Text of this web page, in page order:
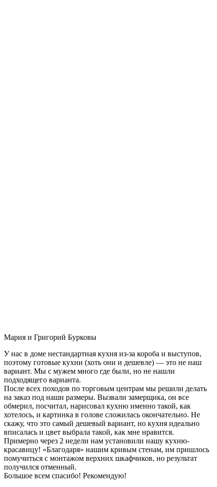
Мария и Григорий Бурковы
У нас в доме нестандартная кухня из-за короба и выступов,
поэтому готовые кухни (хоть они и дешевле) — это не наш
вариант. Мы с мужем много где были, но не нашли
подходящего варианта.
После всех походов по торговым центрам мы решили делать
на заказ под наши размеры. Вызвали замерщика, он все
обмерил, посчитал, нарисовал кухню именно такой, как
хотелось, и картинка в голове сложилась окончательно. Не
скажу, что это самый дешевый вариант, но кухня идеально
вписалась и цвет выбрала такой, как мне нравится.
Примерно через 2 недели нам установили нашу кухню-
красавицу! «Благодаря» нашим кривым стенам, им пришлось
помучиться с монтажом верхних шкафчиков, но результат
получился отменный.
Большое всем спасибо! Рекомендую!